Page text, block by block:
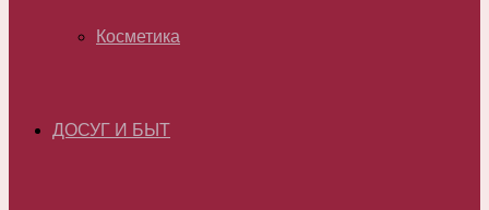
Косметика
ДОСУГ И БЫТ